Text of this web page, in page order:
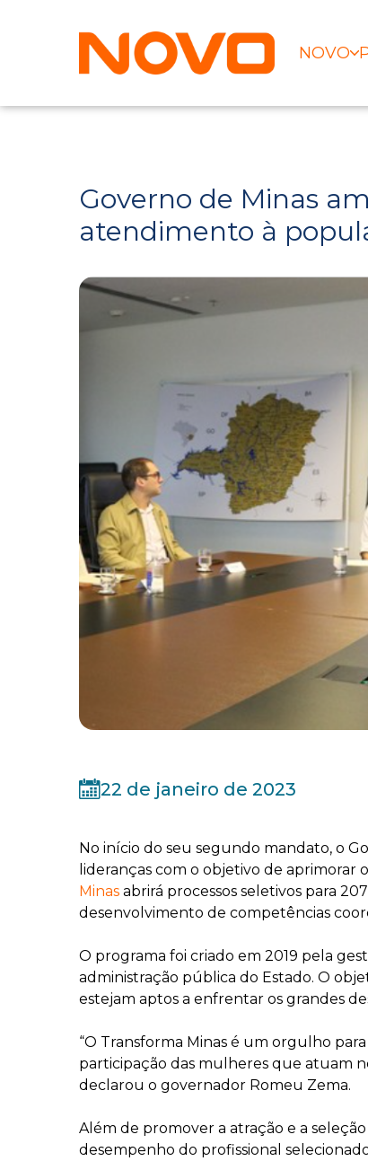
NOVO
Governo de Minas
atendimento à
22 de janeiro de 2023
No início do seu segundo mandato, o
lideranças com o objetivo de aprimorar
Minas abrirá processos seletivos para
desenvolvimento de competências
O programa foi criado em 2019 pela
administração pública do Estado. O
estejam aptos a enfrentar os grandes
“O Transforma Minas é um orgulho
participação das mulheres que atuam
declarou o governador Romeu Zema.
Além de promover a atração e a
desempenho do profissional